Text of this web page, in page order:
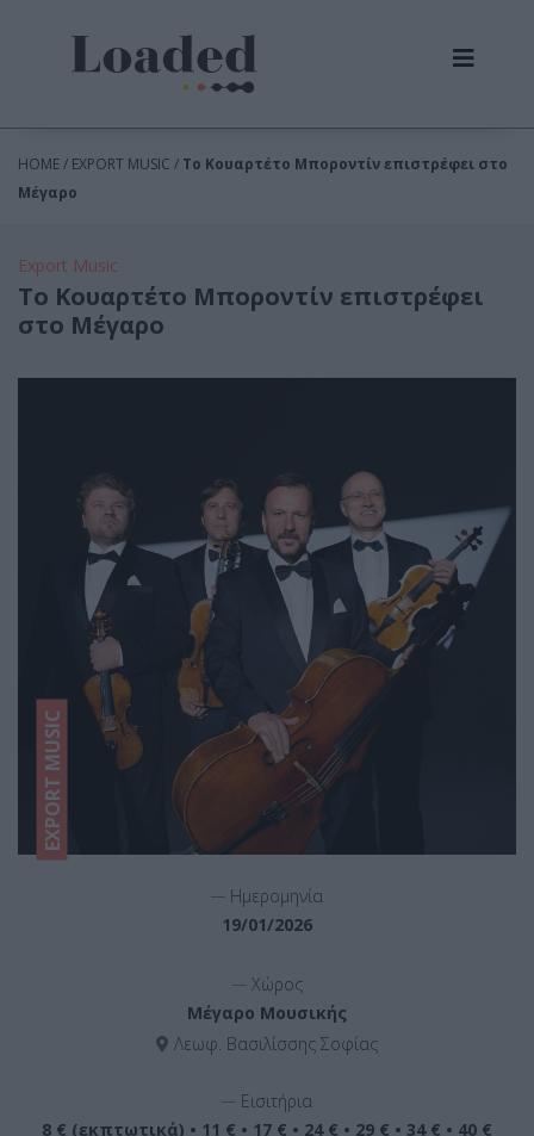
HOME / EXPORT MUSIC / Το Κουαρτέτο Μποροντίν επιστρέφει στο
Μέγαρο
Export Music
Το Κουαρτέτο Μποροντίν επιστρέφει
στο Μέγαρο
EXPORT MUSIC
Ημερομηνία
19/01/2026
Χώρος
Μέγαρο Μουσικής
Λεωφ. Βασιλίσσης Σοφίας
Εισιτήρια
8 € (εκπτωτικά) • 11 € • 17 € • 24 € • 29 € • 34 € • 40 €